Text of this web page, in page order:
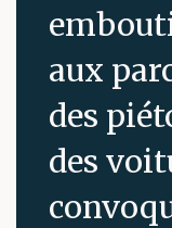
aux
des
des